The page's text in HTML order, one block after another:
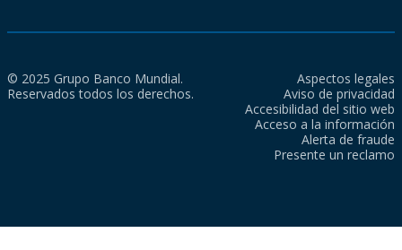
© 2025 Grupo Banco Mundial.
Reservados todos los derechos.
Aspectos legales
Aviso de privacidad
Accesibilidad del sitio web
Acceso a la información
Alerta de fraude
Presente un reclamo